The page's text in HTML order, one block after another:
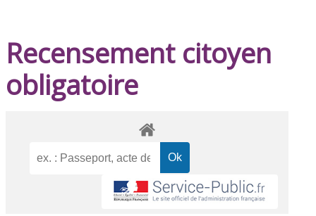
Recensement citoyen
obligatoire